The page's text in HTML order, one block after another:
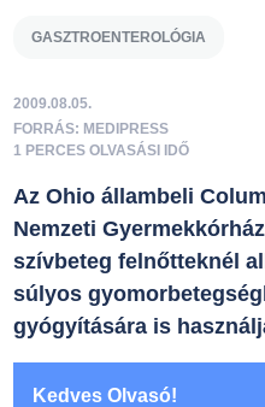
GASZTROENTEROLÓGIA
2009.08.05.
FORRÁS: MEDIPRESS
1 PERCES OLVASÁSI IDŐ
Az Ohio állambeli
Nemzeti
szívbeteg felnőtteknél
súlyos
gyógyítására is
Kedves Olvasó!